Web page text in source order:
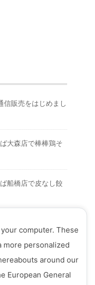
信販売をはじめまし
大森店で棒棒鶏そ
船橋店で皮なし餃
ト
西荻窪店で真夏の
computer. These
more personalized
around our
European General